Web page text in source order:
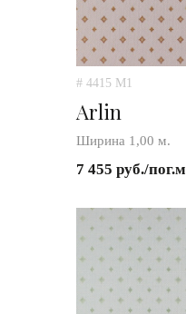
# 4415 M1
Arlin
Ширина 1,00 м.
7 455 руб./пог.м